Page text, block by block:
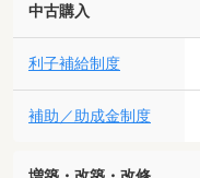
中古購入
利子補給制度
補助／助成金制度